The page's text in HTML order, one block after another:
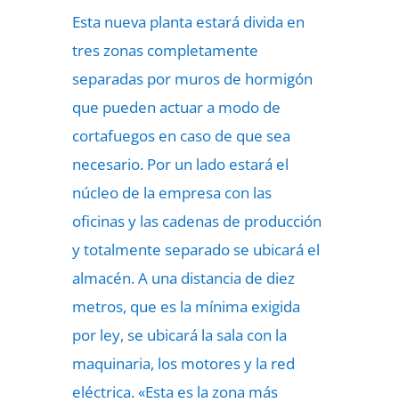
Esta nueva planta estará divida en
tres zonas completamente
separadas por muros de hormigón
que pueden actuar a modo de
cortafuegos en caso de que sea
necesario. Por un lado estará el
núcleo de la empresa con las
oficinas y las cadenas de producción
y totalmente separado se ubicará el
almacén. A una distancia de diez
metros, que es la mínima exigida
por ley, se ubicará la sala con la
maquinaria, los motores y la red
eléctrica. «Esta es la zona más